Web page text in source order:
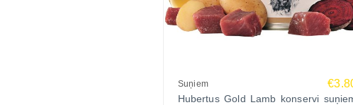
Suņiem
Hubertus Gold Lamb konservi